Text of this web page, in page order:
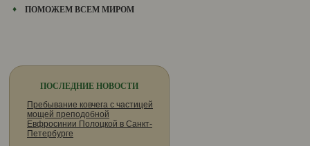
ПОМОЖЕМ ВСЕМ МИРОМ
ПОСЛЕДНИЕ НОВОСТИ
Пребывание ковчега с частицей
мощей преподобной
Евфросинии Полоцкой в Санкт-
Петербурге